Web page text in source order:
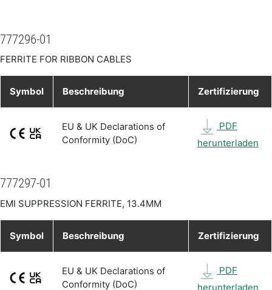
777296-01
FERRITE FOR RIBBON CABLES
Symbol Beschreibung Zertifizierung
EU & UK Declarations of
Conformity (DoC)
PDF
herunterladen
777297-01
EMI SUPPRESSION FERRITE, 13.4MM
Symbol Beschreibung Zertifizierung
EU & UK Declarations of
Conformity (DoC)
PDF
herunterladen